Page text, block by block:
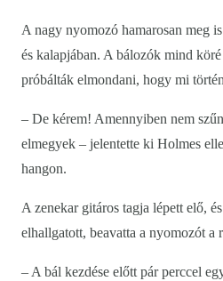
A nagy nyomozó hamarosan meg
és kalapjában. A bálozók mind
próbálták elmondani, hogy mi
– De kérem! Amennyiben nem
elmegyek – jelentette ki Holmes
hangon.
A zenekar gitáros tagja lépett elő,
elhallgatott, beavatta a nyomozót a
– A bál kezdése előtt pár perccel